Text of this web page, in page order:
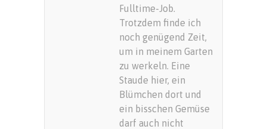
Fulltime-Job.
Trotzdem finde ich
noch genügend Zeit,
um in meinem Garten
zu werkeln. Eine
Staude hier, ein
Blümchen dort und
ein bisschen Gemüse
darf auch nicht